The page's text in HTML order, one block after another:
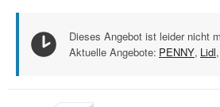
Dieses Angebot ist leider nicht
Aktuelle Angebote: PENNY, Lidl,